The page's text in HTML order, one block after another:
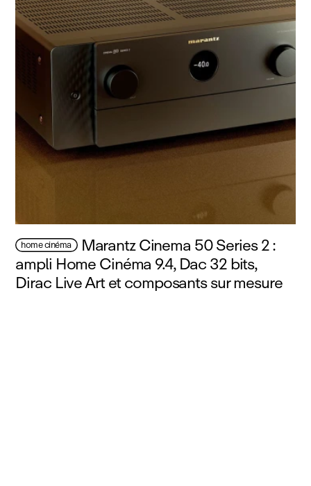
home cinéma Marantz Cinema 50 Series 2 :
ampli Home Cinéma 9.4, Dac 32 bits,
Dirac Live Art et composants sur mesure